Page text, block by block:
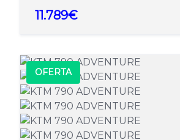
11.789€
OFERTA